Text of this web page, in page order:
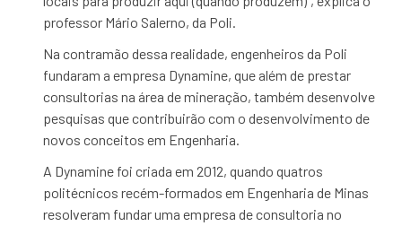
professor Mário Salerno, da Poli.
Na contramão dessa realidade, engenheiros da Poli
fundaram a empresa Dynamine, que além de prestar
consultorias na área de mineração, também desenvolve
pesquisas que contribuirão com o desenvolvimento de
novos conceitos em Engenharia.
A Dynamine foi criada em 2012, quando quatros
politécnicos recém-formados em Engenharia de Minas
resolveram fundar uma empresa de consultoria no